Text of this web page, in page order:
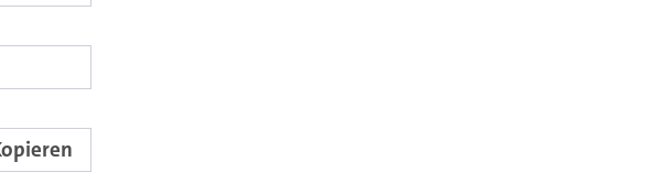
einzubetten.
das Feld klicken, um die aktuelle Zeit auszuwählen.
Endpunktes verweist dieser Link auf den Ausschnitt des Videos.